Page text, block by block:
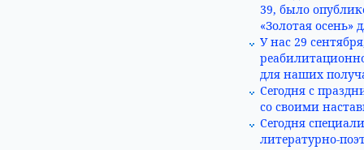
39, было
«Золотая
У нас 29
для наших
Сегодня с
со своими
Сегодня
литературно-